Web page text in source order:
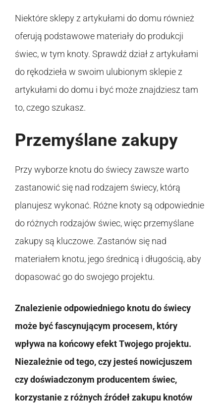
Niektóre sklepy z artykułami do domu również
oferują podstawowe materiały do produkcji
świec, w tym knoty. Sprawdź dział z artykułami
do rękodzieła w swoim ulubionym sklepie z
artykułami do domu i być może znajdziesz tam
to, czego szukasz.
Przemyślane zakupy
Przy wyborze knotu do świecy zawsze warto
zastanowić się nad rodzajem świecy, którą
planujesz wykonać. Różne knoty są odpowiednie
do różnych rodzajów świec, więc przemyślane
zakupy są kluczowe. Zastanów się nad
materiałem knotu, jego średnicą i długością, aby
dopasować go do swojego projektu.
Znalezienie odpowiedniego knotu do świecy
może być fascynującym procesem, który
wpływa na końcowy efekt Twojego projektu.
Niezależnie od tego, czy jesteś nowicjuszem
czy doświadczonym producentem świec,
korzystanie z różnych źródeł zakupu knotów